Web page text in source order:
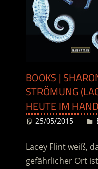
BOOKS |
STRÖMUNG
HEUTE IM
25/05/2015
Lacey Flint weiß,
gefährlicher Ort